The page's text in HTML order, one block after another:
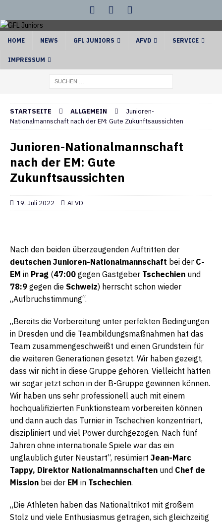
HOME NEWS GFL JUNIORS AFVD SERVICE
IMPRESSUM
STARTSEITE ALLGEMEIN
Junioren-
Nationalmannschaft nach der EM: Gute Zukunftsaussichten
Junioren-Nationalmannschaft
nach der EM: Gute
Zukunftsaussichten
19. Juli 2022 AFVD
Nach den beiden überzeugenden Auftritten der
deutschen Junioren-Nationalmannschaft bei der C-
EM in Prag (47:00 gegen Gastgeber Tschechien und
78:9 gegen die Schweiz) herrscht schon wieder
„Aufbruchstimmung“.
„Bereits die Vorbereitung unter perfekten Bedingungen
in Dresden und die Teambildungsmaßnahmen hat das
Team zusammengeschweißt und einen Grundstein für
die weiteren Generationen gesetzt. Wir haben gezeigt,
dass wir nicht in diese Gruppe gehören. Vielleicht hätten
wir sogar jetzt schon in der B-Gruppe gewinnen können.
Wir haben uns sehr professionell auch mit einem
hochqualifizierten Funktionsteam vorbereiten können
und dann auch das Turnier in Tschechien konzentriert,
diszipliniert und viel Power durchgezogen. Nach fünf
Jahren ohne internationale Spiele war das ein
unglaublich guter Neustart“, resümiert Jean-Marc
Tappy, Direktor Nationalmannschaften und Chef de
Mission bei der EM in Tschechien.
„Die Athleten haben das Nationaltrikot mit großem
Stolz und viele Enthusiasmus getragen, sich gleichzeitig